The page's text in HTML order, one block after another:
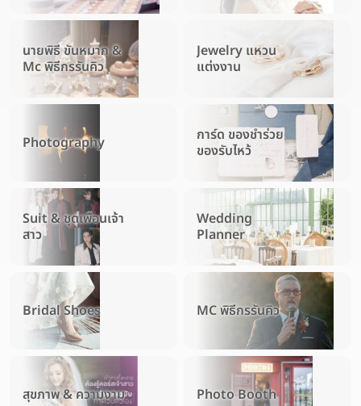
นายพิธี ขันหมาก &
Mc พิธีกรรันคิว
Jewelry แหวน
แต่งงาน
Photography
การ์ด ของชำร่วย
ของรับไหว้
Suit & ชุดเพื่อนเจ้า
สาว
Wedding
Planner
Bridal Shoes MC พิธีกรรันคิว
สุขภาพ & ความงาม Photo Booth